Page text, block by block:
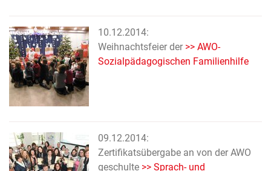
10.12.2014:
Weihnachtsfeier der >> AWO-
Sozialpädagogischen Familienhilfe
09.12.2014:
Zertifikatsübergabe an von der AWO
geschulte >> Sprach- und